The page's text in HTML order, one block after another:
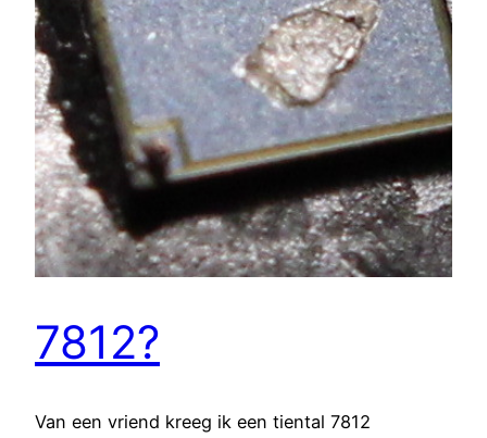
7812?
Van een vriend kreeg ik een tiental 7812